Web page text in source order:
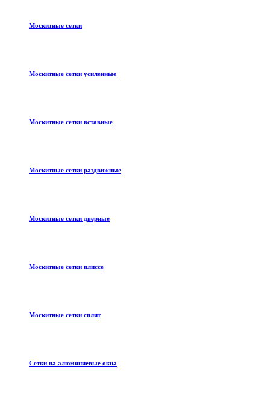
Москитные сетки
Москитные сетки усиленные
Москитные сетки вставные
Москитные сетки раздвижные
Москитные сетки дверные
Москитные сетки плиссе
Москитные сетки сплит
Сетки на алюминиевые окна